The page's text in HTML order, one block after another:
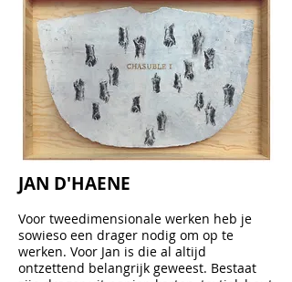
JAN D'HAENE
Voor tweedimensionale werken heb je
sowieso een drager nodig om op te
werken. Voor Jan is die al altijd
ontzettend belangrijk geweest. Bestaat